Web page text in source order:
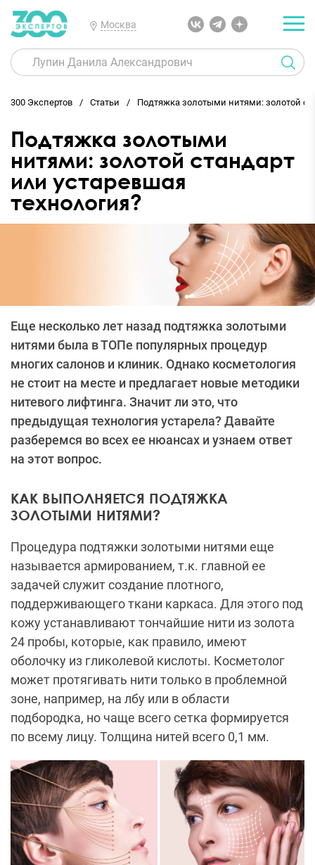
Москва
300 Экспертов Статьи Подтяжка золотыми нитями: золотой
Подтяжка золотыми
нитями: золотой стандарт
или устаревшая
технология?
Еще несколько лет назад подтяжка золотыми
нитями была в ТОПе популярных процедур
многих салонов и клиник. Однако косметология
не стоит на месте и предлагает новые методики
нитевого лифтинга. Значит ли это, что
предыдущая технология устарела? Давайте
разберемся во всех ее нюансах и узнаем ответ
на этот вопрос.
КАК ВЫПОЛНЯЕТСЯ ПОДТЯЖКА
ЗОЛОТЫМИ НИТЯМИ?
Процедура подтяжки золотыми нитями еще
называется армированием, т.к. главной ее
задачей служит создание плотного,
поддерживающего ткани каркаса. Для этого под
кожу устанавливают тончайшие нити из золота
24 пробы, которые, как правило, имеют
оболочку из гликолевой кислоты. Косметолог
может протягивать нити только в проблемной
зоне, например, на лбу или в области
подбородка, но чаще всего сетка формируется
по всему лицу. Толщина нитей всего 0,1 мм.